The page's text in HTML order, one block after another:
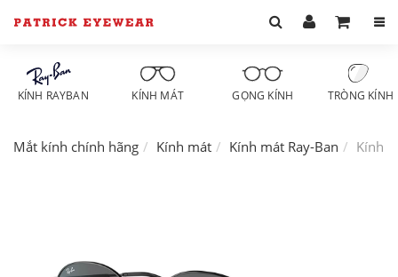
KÍNH RAYBAN KÍNH MÁT GỌNG KÍNH TRÒNG KÍNH
Mắt kính chính hãng Kính mát Kính mát Ray-Ban Kính